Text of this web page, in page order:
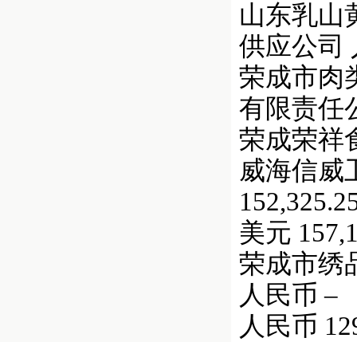
山东乳山
供应公司
荣成市肉
有限责任
荣成荣祥
威海信威
美元
荣成市绣
人民币 –
人民币